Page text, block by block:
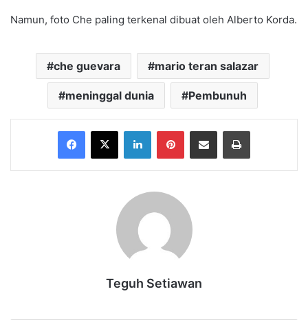
Namun, foto Che paling terkenal dibuat oleh Alberto Korda.
che guevara mario teran salazar
meninggal dunia Pembunuh
Facebook
X LinkedInPinterestShare via Email Print
Teguh Setiawan